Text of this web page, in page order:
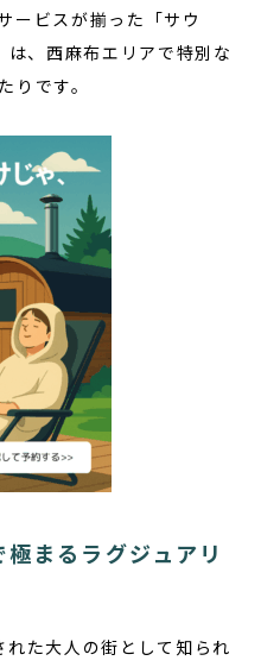
ービスが揃った「サウ
、西麻布エリアで特別な
りです。
まるラグジュアリ
た大人の街として知られ